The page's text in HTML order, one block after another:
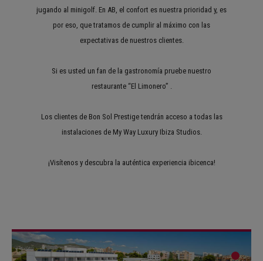
jugando al minigolf. En AB, el confort es nuestra prioridad y, es
por eso, que tratamos de cumplir al máximo con las
expectativas de nuestros clientes.
Si es usted un fan de la gastronomía pruebe nuestro
restaurante “El Limonero” .
Los clientes de Bon Sol Prestige tendrán acceso a todas las
instalaciones de My Way Luxury Ibiza Studios.
¡Visítenos y descubra la auténtica experiencia ibicenca!